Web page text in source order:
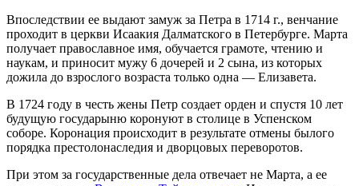
Впоследствии ее выдают замуж за Петра в 1714 г., венчание
проходит в церкви Исаакия Далматского в Петербурге. Марта
получает православное имя, обучается грамоте, чтению и
наукам, и приносит мужу 6 дочерей и 2 сына, из которых
дожила до взрослого возраста только одна — Елизавета.
В 1724 году в честь жены Петр создает орден и спустя 10 лет
будущую государыню коронуют в столице в Успенском
соборе. Коронация происходит в результате отмены былого
порядка престолонаследия и дворцовых переворотов.
При этом за государственные дела отвечает не Марта, а ее